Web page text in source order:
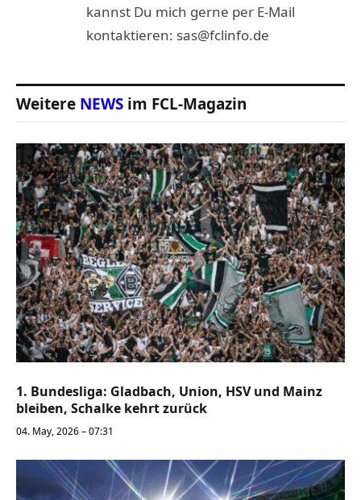
kannst Du mich gerne per E-Mail
kontaktieren: sas@fclinfo.de
Weitere NEWS im FCL-Magazin
1. Bundesliga: Gladbach, Union, HSV und Mainz
bleiben, Schalke kehrt zurück
04. May, 2026 – 07:31